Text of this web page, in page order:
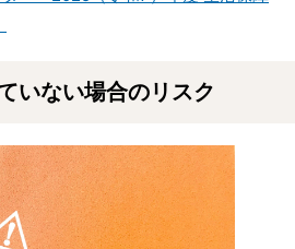
いない場合のリスク